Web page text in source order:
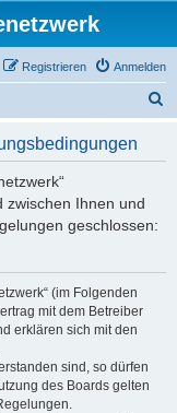
Anmelden
Registrieren
zwischen Ihnen und
geschlossen:
(im Folgenden
mit dem Betreiber
erklären sich mit den
sind, so dürfen
des Boards gelten